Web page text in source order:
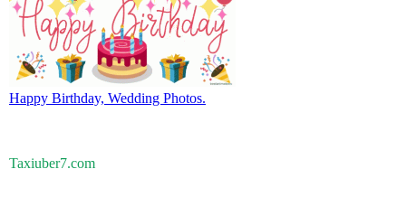
Happy Birthday, Wedding Photos.
Taxiuber7.com